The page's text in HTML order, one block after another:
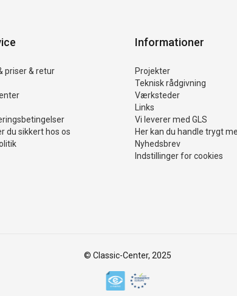
priser & retur
du sikkert hos os
Informationer
Projekter
Teknisk rådgivning
Værksteder
Links
Vi leverer med GLS
Her kan du handle trygt
Nyhedsbrev
Indstillinger for cookies
© Classic-Center, 2025